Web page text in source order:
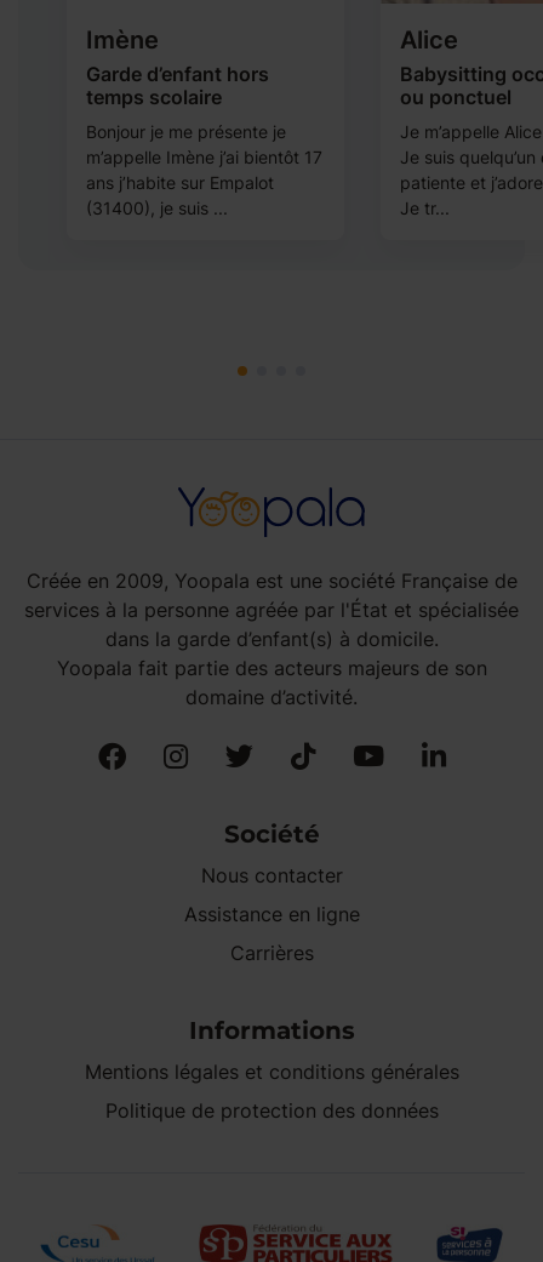
Imène
Garde d’enfant hors
temps scolaire
Bonjour je me présente je
m’appelle Imène j’ai bientôt 17
ans j’habite sur Empalot
(31400), je suis ...
Alice
Babysitting
ou ponctuel
Je m’appelle
Je suis
patiente et
Je tr...
Créée en 2009, Yoopala est une société Française de
services à la personne agréée par l'État et spécialisée
dans la garde d’enfant(s) à domicile.
Yoopala fait partie des acteurs majeurs de son
domaine d’activité.
Société
Nous contacter
Assistance en ligne
Carrières
Informations
Mentions légales et conditions générales
Politique de protection des données